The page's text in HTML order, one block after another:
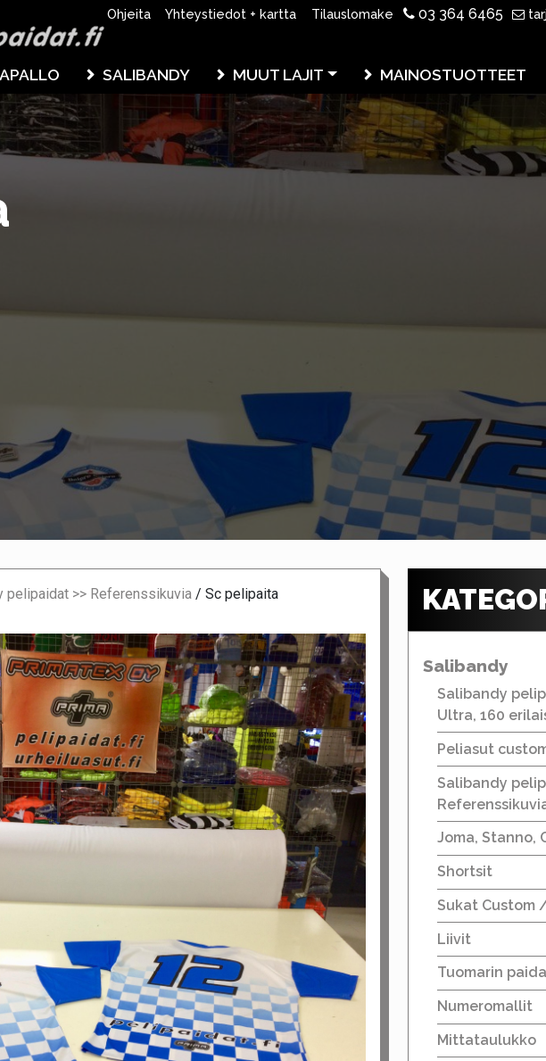
Ohjeita Yhteystiedot + kartta Tilauslomake 03 364 6465
SALIBANDY MUUT LAJIT MAINOSTUOTTEET
pelipaidat >> Referenssikuvia / Sc pelipaita
Salibandy
Salibandy
Ultra, 160
Peliasut
Salibandy
Joma, Stanno,
Shortsit
Sukat Custom
Liivit
Tuomarin
Numeromallit
Mittataulukko